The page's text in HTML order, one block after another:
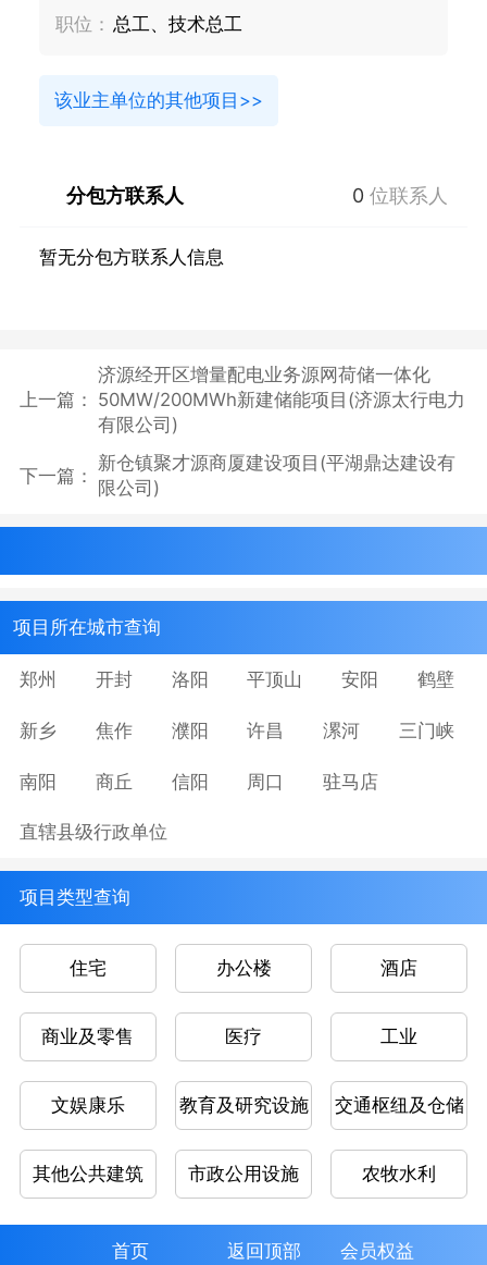
职位： 总工、技术总工
该业主单位的其他项目>>
分包方联系人 0 位联系人
暂无分包方联系人信息
上一篇：
济源经开区增量配电业务源网荷储一体化
50MW/200MWh新建储能项目(济源太行电力
有限公司)
下一篇：
新仓镇聚才源商厦建设项目(平湖鼎达建设有
限公司)
项目所在城市查询
郑州 开封 洛阳 平顶山 安阳 鹤壁
新乡 焦作 濮阳 许昌 漯河 三门峡
南阳 商丘 信阳 周口 驻马店
直辖县级行政单位
项目类型查询
住宅 办公楼 酒店
商业及零售 医疗 工业
文娱康乐 教育及研究设施 交通枢纽及仓储
其他公共建筑 市政公用设施 农牧水利
首页 返回顶部 会员权益